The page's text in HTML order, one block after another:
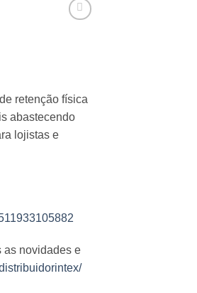
retenção física
abastecendo
lojistas e
as novidades e